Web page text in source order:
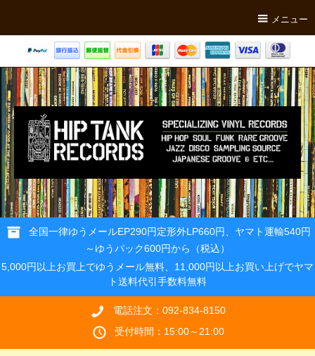
メニュー
全国一律ゆうメールEP290円定形外LP660円、ヤマト運輸540円
～ゆうパック600円から（税込）
5,000円以上お買上でゆうメール無料、11,000円以上お買い上げでヤマ
ト送料代引手数料無料
電話注文：092-834-8150
受付時間：15:00～21:00